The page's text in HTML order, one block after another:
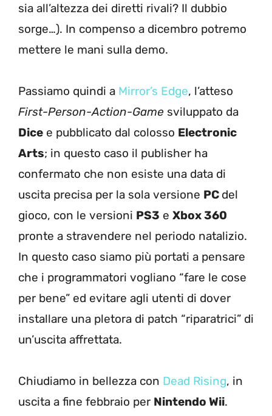
sia all’altezza dei diretti rivali? Il dubbio
sorge…). In compenso a dicembro potremo
mettere le mani sulla demo.
Passiamo quindi a Mirror’s Edge, l’atteso
First-Person-Action-Game sviluppato da
Dice e pubblicato dal colosso Electronic
Arts; in questo caso il publisher ha
confermato che non esiste una data di
uscita precisa per la sola versione PC del
gioco, con le versioni PS3 e Xbox 360
pronte a stravendere nel periodo natalizio.
In questo caso siamo più portati a pensare
che i programmatori vogliano “fare le cose
per bene” ed evitare agli utenti di dover
installare una pletora di patch “riparatrici” di
un’uscita affrettata.
Chiudiamo in bellezza con Dead Rising, in
uscita a fine febbraio per Nintendo Wii.